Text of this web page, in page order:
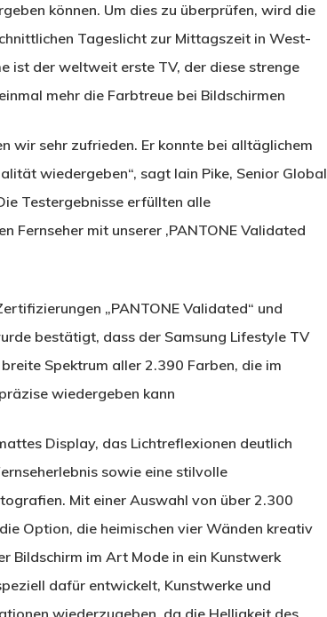
können. Um dies zu überprüfen, wird die
Tageslicht zur Mittagszeit in West-
ist der weltweit erste TV, der diese strenge
mehr die Farbtreue bei Bildschirmen
wir sehr zufrieden. Er konnte bei alltäglichem
wiedergeben“, sagt Iain Pike, Senior Global
Testergebnisse erfüllten alle
Fernseher mit unserer ‚PANTONE Validated
„PANTONE Validated“ und
bestätigt, dass der Samsung Lifestyle TV
Spektrum aller 2.390 Farben, die im
wiedergeben kann
Display, das Lichtreflexionen deutlich
sowie eine stilvolle
Mit einer Auswahl von über 2.300
Option, die heimischen vier Wänden kreativ
Bildschirm im Art Mode in ein Kunstwerk
dafür entwickelt, Kunstwerke und